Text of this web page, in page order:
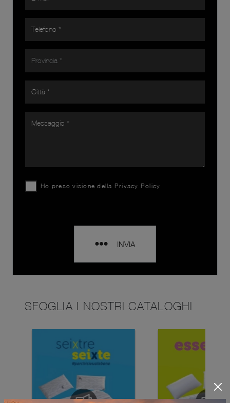
Ho preso visione della Privacy Policy
INVIA
SFOGLIA I NOSTRI CATALOGHI